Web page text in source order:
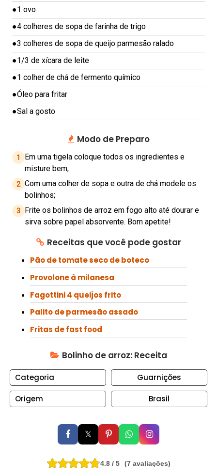
C
A
N
A
P
É
S
C
H
S
C
A
K
E
M
E
L
C
●1 ovo
●4 colheres de sopa de farinha de trigo
●3 colheres de sopa de queijo parmesão ralado
●1/3 de xícara de leite
●1 colher de chá de fermento químico
●Óleo para fritar
●Sal a gosto
Modo de Preparo
1
Em uma tigela coloque todos os ingredientes e
misture bem;
2 Com uma colher de sopa e outra de chá modele os
bolinhos;
3 Frite os bolinhos de arroz em fogo alto até dourar e
sirva sobre papel absorvente. Bom apetite!
Receitas que você pode gostar
Pão de tomate seco de boteco
Provolone à milanesa
Fagottini 4 queijos frito
Palito de parmesão assado
Fritas de fast food
Bolinho de arroz: Receita
Categoria Guarnições
Origem Brasil
𝕏
4.8 / 5 (7 avaliações)